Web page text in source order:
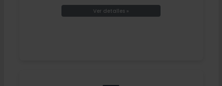
Ver detalles »